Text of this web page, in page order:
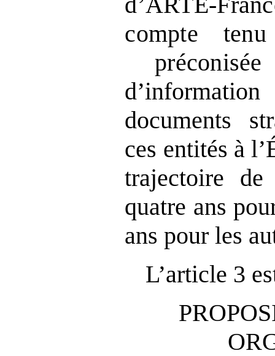
compte
préconisée
documents
ces entités à
trajectoire
quatre ans
ans pour les
L’article 3